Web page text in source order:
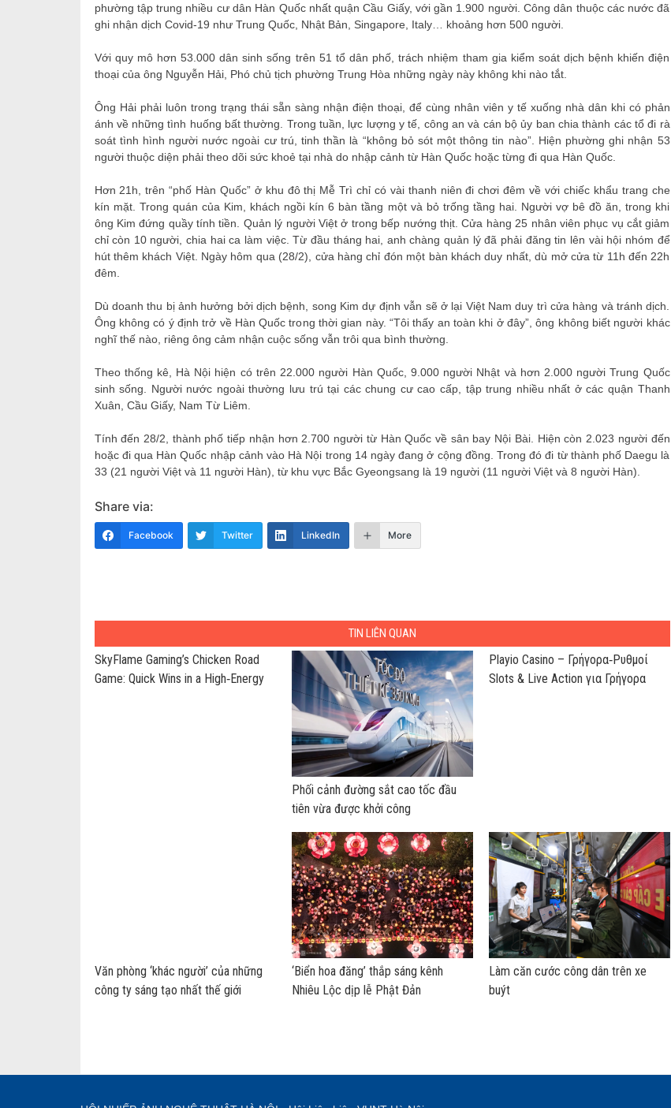
phường tập trung nhiều cư dân Hàn Quốc nhất quận Cầu Giấy, với gần 1.900 người. Công dân thuộc các nước đã
ghi nhận dịch Covid-19 như Trung Quốc, Nhật Bản, Singapore, Italy… khoảng hơn 500 người.
Với quy mô hơn 53.000 dân sinh sống trên 51 tổ dân phố, trách nhiệm tham gia kiểm soát dịch bệnh khiến điện
thoại của ông Nguyễn Hải, Phó chủ tịch phường Trung Hòa những ngày này không khi nào tắt.
Ông Hải phải luôn trong trạng thái sẵn sàng nhận điện thoại, để cùng nhân viên y tế xuống nhà dân khi có phản
ánh về những tình huống bất thường. Trong tuần, lực lượng y tế, công an và cán bộ ủy ban chia thành các tổ đi rà
soát tình hình người nước ngoài cư trú, tinh thần là “không bỏ sót một thông tin nào”. Hiện phường ghi nhận 53
người thuộc diện phải theo dõi sức khoẻ tại nhà do nhập cảnh từ Hàn Quốc hoặc từng đi qua Hàn Quốc.
Hơn 21h, trên “phố Hàn Quốc” ở khu đô thị Mễ Trì chỉ có vài thanh niên đi chơi đêm về với chiếc khẩu trang che
kín mặt. Trong quán của Kim, khách ngồi kín 6 bàn tầng một và bỏ trống tầng hai. Người vợ bê đồ ăn, trong khi
ông Kim đứng quầy tính tiền. Quản lý người Việt ở trong bếp nướng thịt. Cửa hàng 25 nhân viên phục vụ cắt giảm
chỉ còn 10 người, chia hai ca làm việc. Từ đầu tháng hai, anh chàng quản lý đã phải đăng tin lên vài hội nhóm để
hút thêm khách Việt. Ngày hôm qua (28/2), cửa hàng chỉ đón một bàn khách duy nhất, dù mở cửa từ 11h đến 22h
đêm.
Dù doanh thu bị ảnh hưởng bởi dịch bệnh, song Kim dự định vẫn sẽ ở lại Việt Nam duy trì cửa hàng và tránh dịch.
Ông không có ý định trở về Hàn Quốc trong thời gian này. “Tôi thấy an toàn khi ở đây”, ông không biết người khác
nghĩ thế nào, riêng ông cảm nhận cuộc sống vẫn trôi qua bình thường.
Theo thống kê, Hà Nội hiện có trên 22.000 người Hàn Quốc, 9.000 người Nhật và hơn 2.000 người Trung Quốc
sinh sống. Người nước ngoài thường lưu trú tại các chung cư cao cấp, tập trung nhiều nhất ở các quận Thanh
Xuân, Cầu Giấy, Nam Từ Liêm.
Tính đến 28/2, thành phố tiếp nhận hơn 2.700 người từ Hàn Quốc về sân bay Nội Bài. Hiện còn 2.023 người đến
hoặc đi qua Hàn Quốc nhập cảnh vào Hà Nội trong 14 ngày đang ở cộng đồng. Trong đó đi từ thành phố Daegu là
33 (21 người Việt và 11 người Hàn), từ khu vực Bắc Gyeongsang là 19 người (11 người Việt và 8 người Hàn).
Share via:
Facebook Twitter LinkedIn More
TIN LIÊN QUAN
SkyFlame Gaming’s Chicken Road
Game: Quick Wins in a High‑Energy
Phối cảnh đường sắt cao tốc đầu
tiên vừa được khởi công
Playio Casino – Γρήγορα‑Ρυθμοί
Slots & Live Action για Γρήγορα
Văn phòng ‘khác người’ của những
công ty sáng tạo nhất thế giới
‘Biển hoa đăng’ thắp sáng kênh
Nhiêu Lộc dịp lễ Phật Đản
Làm căn cước công dân trên xe
buýt